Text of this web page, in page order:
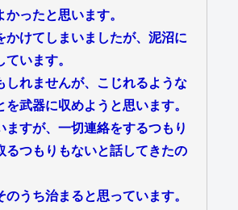
かったと思います。
かけてしまいましたが、泥沼に
います。
しれませんが、こじれるような
を武器に収めようと思います。
ますが、一切連絡をするつもり
るつもりもないと話してきたの
のうち治まると思っています。